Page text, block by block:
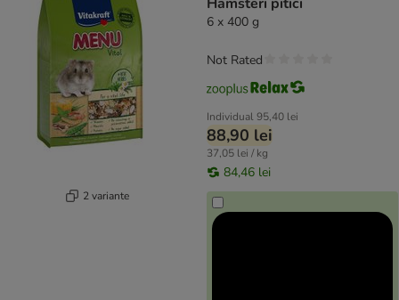
2 variante
6 x 400 g
Individual95,40 lei
88,90 lei
37,05 lei / kg
84,46 lei
Not Rated